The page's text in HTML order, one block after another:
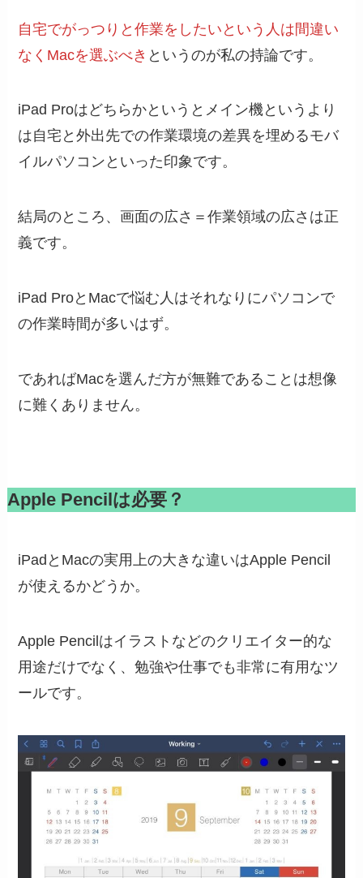
自宅でがっつりと作業をしたいという人は間違い
なくMacを選ぶべき というのが私の持論です。
iPad Proはどちらかというとメイン機というより
は自宅と外出先での作業環境の差異を埋めるモバ
イルパソコンといった印象です。
結局のところ、画面の広さ＝作業領域の広さは正
義です。
iPad ProとMacで悩む人はそれなりにパソコンで
の作業時間が多いはず。
であればMacを選んだ方が無難であることは想像
に難くありません。
Apple Pencilは必要？
iPadとMacの実用上の大きな違いはApple Pencil
が使えるかどうか。
Apple Pencilはイラストなどのクリエイター的な
用途だけでなく、勉強や仕事でも非常に有用なツ
ールです。